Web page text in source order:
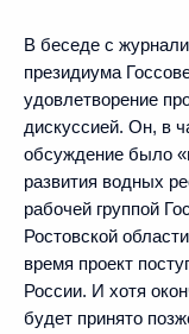
В беседе с
президиума
удовлетворение
дискуссией. Он, в
обсуждение было
развития водных
рабочей группой
Ростовской
время проект
России. И хотя
будет принято